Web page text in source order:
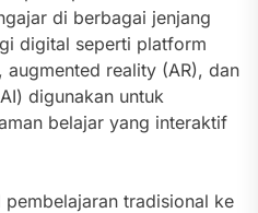
di berbagai jenjang
digital seperti platform
augmented reality (AR), dan
digunakan untuk
belajar yang interaktif
tradisional ke